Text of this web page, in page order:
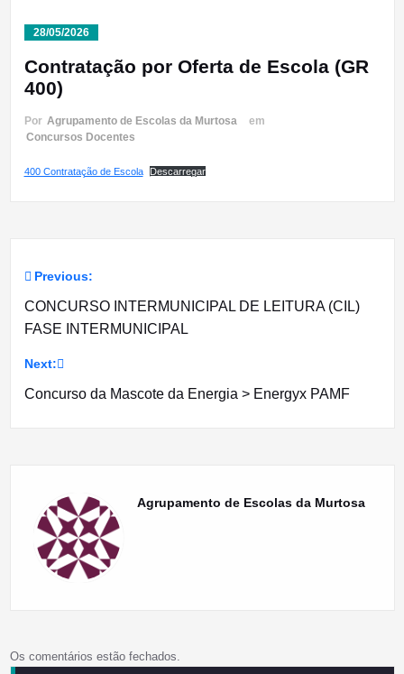
28/05/2026
Contratação por Oferta de Escola (GR
400)
Por Agrupamento de Escolas da Murtosa
em
Concursos Docentes
400 Contratação de Escola Descarregar
Navegação
de
artigos
Previous:
CONCURSO INTERMUNICIPAL DE LEITURA (CIL)
FASE INTERMUNICIPAL
Next:
Concurso da Mascote da Energia > Energyx PAMF
Agrupamento de Escolas da Murtosa
Os comentários estão fechados.